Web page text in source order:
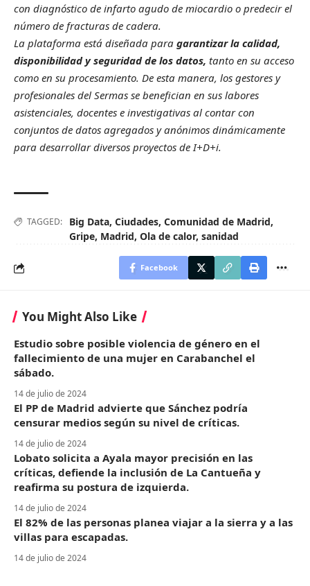
con diagnóstico de infarto agudo de miocardio o predecir el
número de fracturas de cadera.
La plataforma está diseñada para garantizar la calidad,
disponibilidad y seguridad de los datos, tanto en su acceso
como en su procesamiento. De esta manera, los gestores y
profesionales del Sermas se benefician en sus labores
asistenciales, docentes e investigativas al contar con
conjuntos de datos agregados y anónimos dinámicamente
para desarrollar diversos proyectos de I+D+i.
TAGGED: Big Data, Ciudades, Comunidad de Madrid,
Gripe, Madrid, Ola de calor, sanidad
Facebook
You Might Also Like
Estudio sobre posible violencia de género en el
fallecimiento de una mujer en Carabanchel el
sábado.
14 de julio de 2024
El PP de Madrid advierte que Sánchez podría
censurar medios según su nivel de críticas.
14 de julio de 2024
Lobato solicita a Ayala mayor precisión en las
críticas, defiende la inclusión de La Cantueña y
reafirma su postura de izquierda.
14 de julio de 2024
El 82% de las personas planea viajar a la sierra y a las
villas para escapadas.
14 de julio de 2024